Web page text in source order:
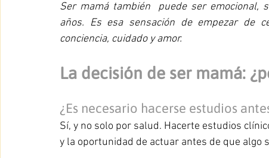
Ser mamá también  puede ser emocional,
años. Es esa sensación de empezar de
conciencia, cuidado y amor.
La decisión de ser mamá:
¿Es necesario hacerse estudios
Sí, y no solo por salud. Hacerte estudios
y la oportunidad de actuar antes de que algo